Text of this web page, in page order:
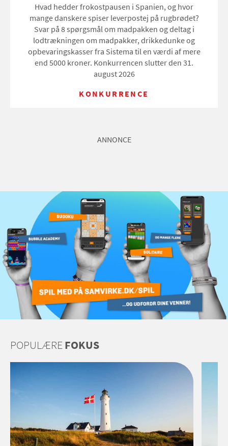
Hvad hedder frokostpausen i Spanien, og hvor
mange danskere spiser leverpostej på rugbrødet?
Svar på 8 spørgsmål om madpakken og deltag i
lodtrækningen om madpakker, drikkedunke og
opbevaringskasser fra Sistema til en værdi af mere
end 5000 kroner. Konkurrencen slutter den 31.
august 2026
KONKURRENCE
ANNONCE
POPULÆREFOKUS